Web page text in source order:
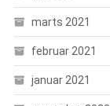
marts 2021
februar 2021
januar 2021